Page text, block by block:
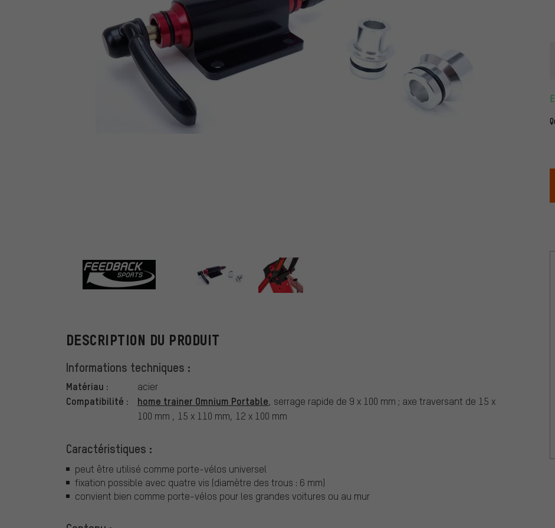
Feedback Sports
DESCRIPTION DU PRODUIT
Informations techniques :
Matériau : acier
Compatibilité : home trainer Omnium Portable, serrage rapide de 9 x 100 mm ; axe traversant de 15 x
100 mm , 15 x 110 mm, 12 x 100 mm
Caractéristiques :
peut être utilisé comme porte-vélos universel
fixation possible avec quatre vis (diamètre des trous : 6 mm)
convient bien comme porte-vélos pour les grandes voitures ou au mur